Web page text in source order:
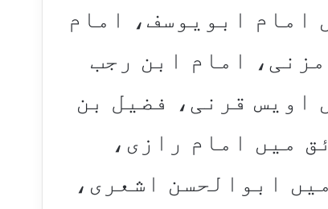
امام ابویوسف، امام
امام ابن رجب
اویس قرنی، فضیل بن
میں امام رازی،
ابوالحسن اشعری،